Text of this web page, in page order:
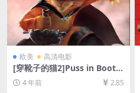
欧美 高清电影
[穿靴子的猫2]Puss in Boots:
The Last Wish (2022)[百度
网盘+迅雷云盘资源1080P超
4 年前 2.85